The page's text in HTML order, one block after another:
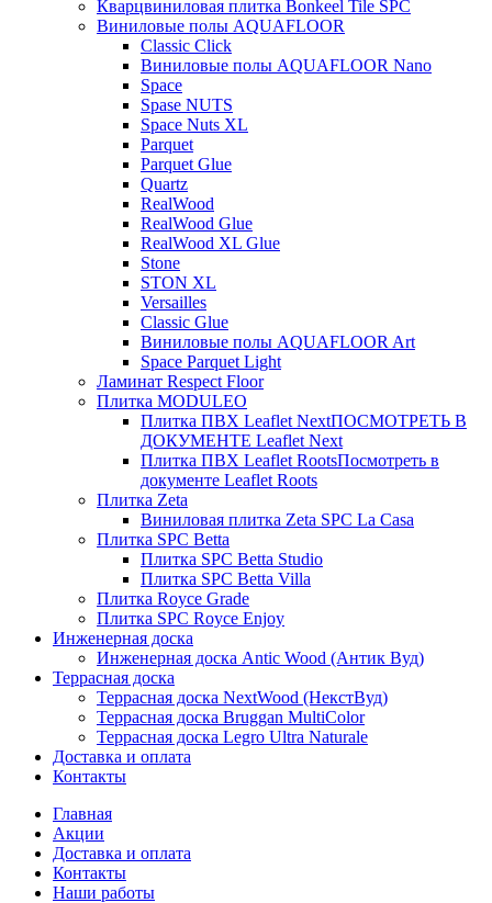
Кварцвиниловая плитка Bonkeel Tile SPC
Виниловые полы AQUAFLOOR
Classic Click
Виниловые полы AQUAFLOOR Nano
Space
Spase NUTS
Space Nuts XL
Parquet
Parquet Glue
Quartz
RealWood
RealWood Glue
RealWood XL Glue
Stone
STON XL
Versailles
Classic Glue
Виниловые полы AQUAFLOOR Art
Space Parquet Light
Ламинат Respect Floor
Плитка MODULEO
Плитка ПВХ Leaflet NextПОСМОТРЕТЬ В
ДОКУМЕНТЕ Leaflet Next
Плитка ПВХ Leaflet RootsПосмотреть в
документе Leaflet Roots
Плитка Zeta
Виниловая плитка Zeta SPC La Casa
Плитка SPC Betta
Плитка SPC Betta Studio
Плитка SPC Betta Villa
Плитка Royce Grade
Плитка SPC Royce Enjoy
Инженерная доска
Инженерная доска Antic Wood (Антик Вуд)
Террасная доска
Террасная доска NextWood (НекстВуд)
Террасная доска Bruggan MultiColor
Террасная доска Legro Ultra Naturale
Доставка и оплата
Контакты
Главная
Акции
Доставка и оплата
Контакты
Наши работы